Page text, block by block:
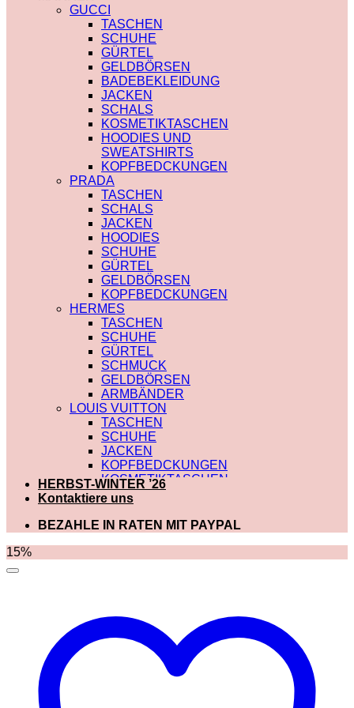
SAINT LAURENT
VERSACE
SCHALS
CHLOE
FENDI
GUCCI
LOUIS VUITTON
PRADA
SAINT LAURENT
SCHULTERRIEMEN
DIOR
LOUIS VUITTON
STRUMPFHOSEN
GUCCI
KOSMETIKTASCHEN
GUCCI
LOUIS VUITTON
SAINT LAURENT
TRENCHCOAT
BURBERRY
PRADA
SOCKEN
GUCCI
SHORTS
BURBERRY
POLO
BURBERRY
CHLOE
GUCCI
MONCLER
HOODIES UND
SWEATSHIRTS
AMI PARIS
BURBERRY
FENDI
GUCCI
LOUIS VUITTON
MIU MIU
PRADA
SAINT LAURENT
GUCCI
TASCHEN
SCHUHE
GÜRTEL
GELDBÖRSEN
BADEBEKLEIDUNG
JACKEN
SCHALS
KOSMETIKTASCHEN
HOODIES UND
SWEATSHIRTS
KOPFBEDCKUNGEN
PRADA
TASCHEN
SCHALS
JACKEN
HOODIES
SCHUHE
GÜRTEL
GELDBÖRSEN
KOPFBEDCKUNGEN
HERMES
TASCHEN
SCHUHE
GÜRTEL
SCHMUCK
GELDBÖRSEN
ARMBÄNDER
LOUIS VUITTON
TASCHEN
SCHUHE
JACKEN
KOPFBEDCKUNGEN
KOSMETIKTASCHEN
SCHALS
SCHULTERRIEMEN
GÜRTEL
GELDBÖRSEN
KOSMETIKTASCHEN
KOPFBEDCKUNGEN
JACKEN
HOODIES UND
SWEATSHIRTS
HERBST-WINTER ’26
Kontaktiere uns
BEZAHLE IN RATEN MIT PAYPAL
15%